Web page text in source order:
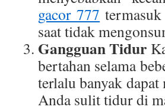
gacor 777
saat tidak
Gangguan Tidur
bertahan selama
terlalu banyak
Anda sulit tidur di